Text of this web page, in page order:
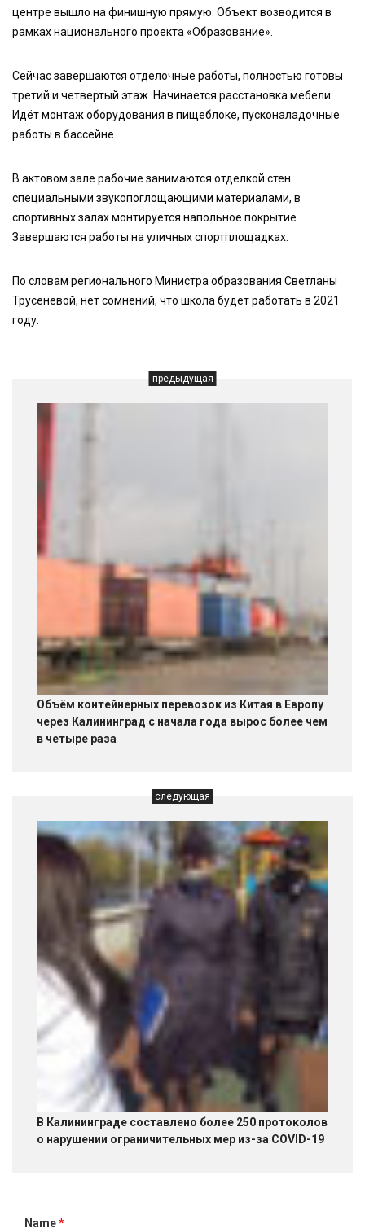
центре вышло на финишную прямую. Объект возводится в
рамках национального проекта «Образование».
Сейчас завершаются отделочные работы, полностью готовы
третий и четвертый этаж. Начинается расстановка мебели.
Идёт монтаж оборудования в пищеблоке, пусконаладочные
работы в бассейне.
В актовом зале рабочие занимаются отделкой стен
специальными звукопоглощающими материалами, в
спортивных залах монтируется напольное покрытие.
Завершаются работы на уличных спортплощадках.
По словам регионального Министра образования Светланы
Трусенёвой, нет сомнений, что школа будет работать в 2021
году.
предыдущая
Объём контейнерных перевозок из Китая в Европу
через Калининград с начала года вырос более чем
в четыре раза
следующая
В Калининграде составлено более 250 протоколов
о нарушении ограничительных мер из-за COVID-19
Name*